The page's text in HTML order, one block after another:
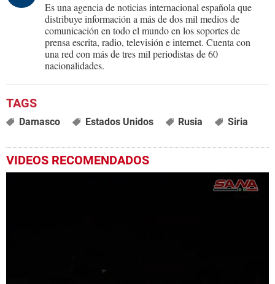
Es una agencia de noticias internacional española que
distribuye información a más de dos mil medios de
comunicación en todo el mundo en los soportes de
prensa escrita, radio, televisión e internet. Cuenta con
una red con más de tres mil periodistas de 60
nacionalidades.
Damasco Estados Unidos Rusia Siria
VIDEOS RECOMENDADOS